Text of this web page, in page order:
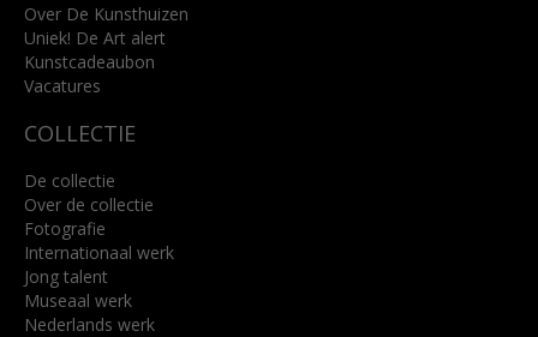
info@kunsthuisbreda.nl
Lees meer
Over De Kunsthuizen
Uniek! De Art alert
Kunstcadeaubon
Vacatures
COLLECTIE
De collectie
Over de collectie
Fotografie
Internationaal werk
Jong talent
Museaal werk
Nederlands werk